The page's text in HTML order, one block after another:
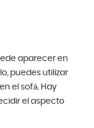
aparecer en
puedes utilizar
el sofá. Hay
el aspecto